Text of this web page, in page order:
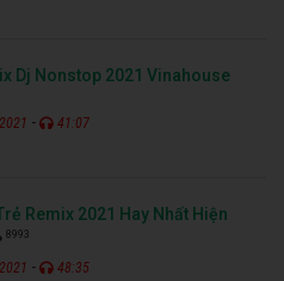
Dj Nonstop 2021 Vinahouse
- 41:07
Remix 2021 Hay Nhất Hiện
8993
- 48:35